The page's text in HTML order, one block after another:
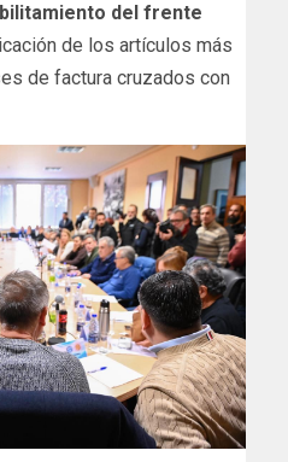
del frente
de los artículos más
de factura cruzados con